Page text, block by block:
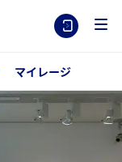
マイレージ